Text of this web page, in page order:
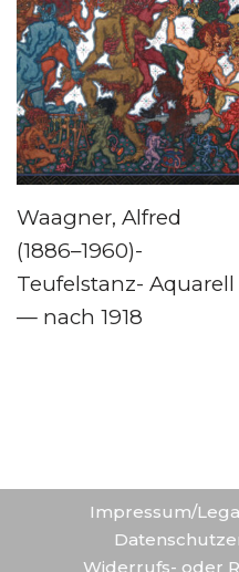
Waagner, Alfred
(1886–1960)-
Teufelstanz- Aquarell
— nach 1918
Impressum/
Widerrufs- oder